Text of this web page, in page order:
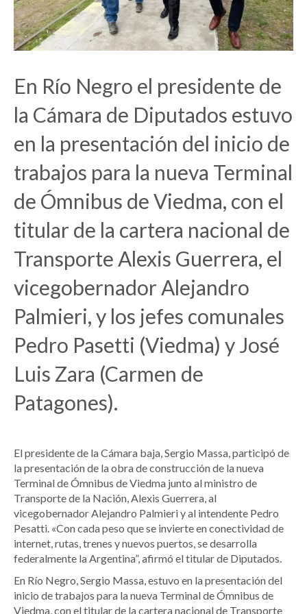
En Río Negro el presidente de
la Cámara de Diputados estuvo
en la presentación del inicio de
trabajos para la nueva Terminal
de Ómnibus de Viedma, con el
titular de la cartera nacional de
Transporte Alexis Guerrera, el
vicegobernador Alejandro
Palmieri, y los jefes comunales
Pedro Pasetti (Viedma) y José
Luis Zara (Carmen de
Patagones).
El presidente de la Cámara baja, Sergio Massa, participó de
la presentación de la obra de construcción de la nueva
Terminal de Ómnibus de Viedma junto al ministro de
Transporte de la Nación, Alexis Guerrera, al
vicegobernador Alejandro Palmieri y al intendente Pedro
Pesatti. «Con cada peso que se invierte en conectividad de
internet, rutas, trenes y nuevos puertos, se desarrolla
federalmente la Argentina”, afirmó el titular de Diputados.
En Río Negro, Sergio Massa, estuvo en la presentación del
inicio de trabajos para la nueva Terminal de Ómnibus de
Viedma, con el titular de la cartera nacional de Transporte